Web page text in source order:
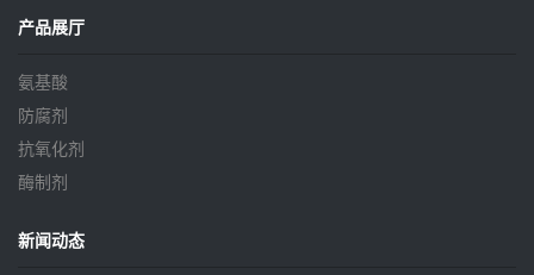
产品展厅
氨基酸
防腐剂
抗氧化剂
酶制剂
新闻动态